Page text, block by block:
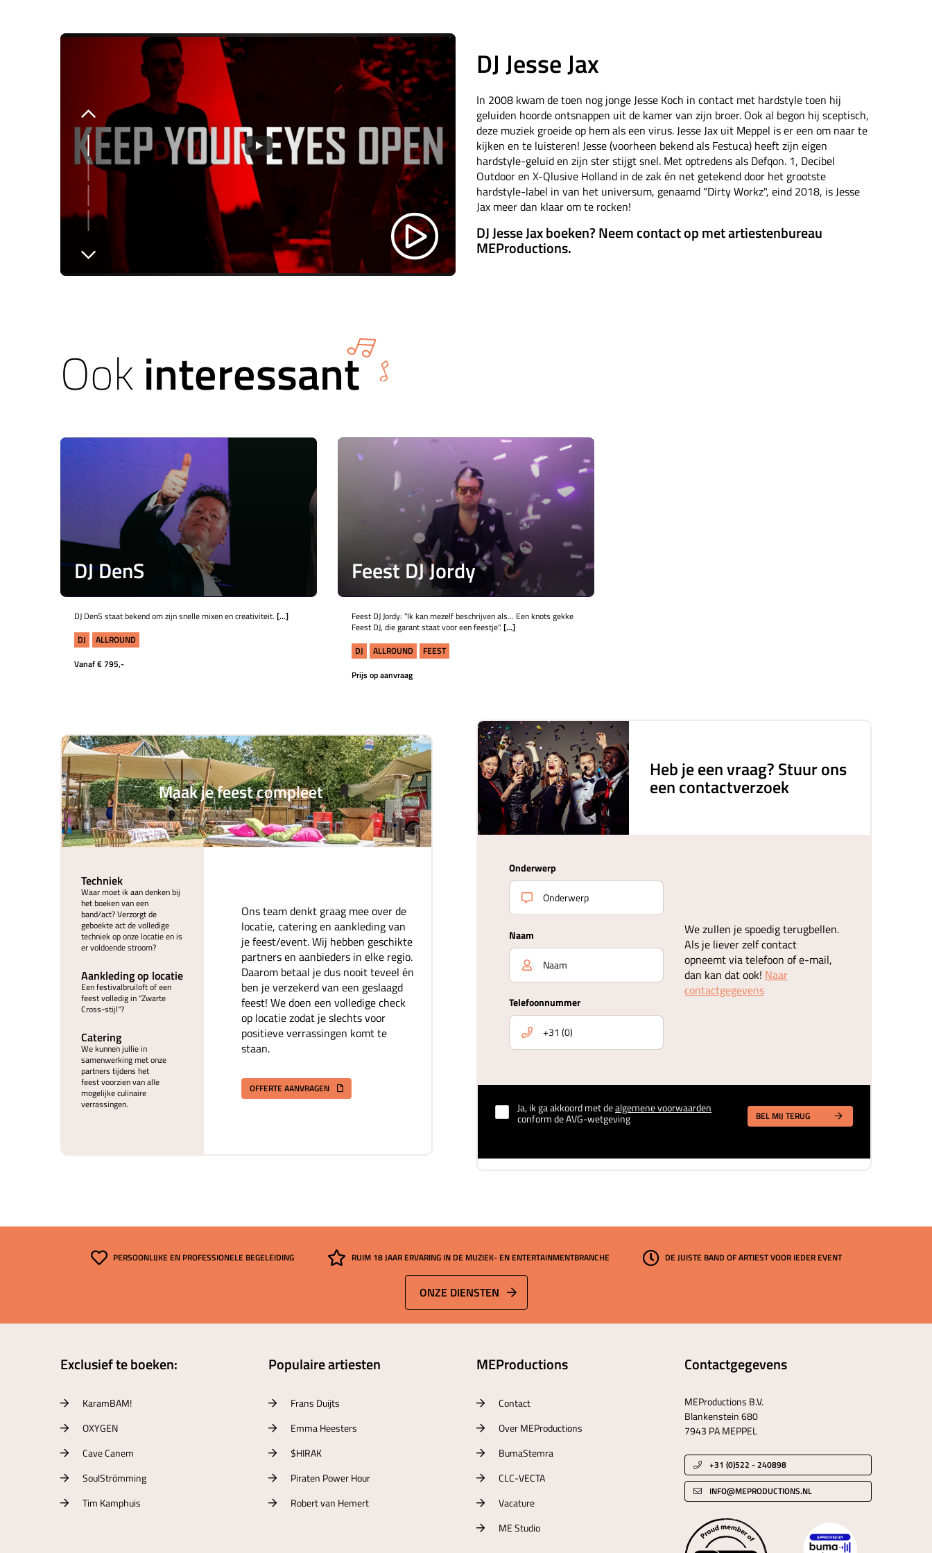
DJ Jesse Jax
In 2008 kwam de toen nog jonge Jesse Koch in contact met hardstyle toen hij
geluiden hoorde ontsnappen uit de kamer van zijn broer. Ook al begon hij sceptisch,
deze muziek groeide op hem als een virus. Jesse Jax uit Meppel is er een om naar te
kijken en te luisteren! Jesse (voorheen bekend als Festuca) heeft zijn eigen
hardstyle-geluid en zijn ster stijgt snel. Met optredens als Defqon. 1, Decibel
Outdoor en X-Qlusive Holland in de zak én net getekend door het grootste
hardstyle-label in van het universum, genaamd "Dirty Workz", eind 2018, is Jesse
Jax meer dan klaar om te rocken!
DJ Jesse Jax boeken? Neem contact op met artiestenbureau
MEProductions.
Ookinteressant
DJ DenS
DJ DenS staat bekend om zijn snelle mixen en creativiteit. [...]
DJ
ALLROUND
Vanaf € 795,-
Feest DJ Jordy
Feest DJ Jordy: "Ik kan mezelf beschrijven als… Een knots gekke
Feest DJ, die garant staat voor een feestje". [...]
DJ
ALLROUND
FEEST
Prijs op aanvraag
Maak je feest compleet
Techniek
Waar moet ik aan denken bij
het boeken van een
band/act? Verzorgt de
geboekte act de volledige
techniek op onze locatie en is
er voldoende stroom?
Aankleding op locatie
Een festivalbruiloft of een
feest volledig in "Zwarte
Cross-stijl"?
Catering
We kunnen jullie in
samenwerking met onze
partners tijdens het
feest voorzien van alle
mogelijke culinaire
verrassingen.
Ons team denkt graag mee over de
locatie, catering en aankleding van
je feest/event. Wij hebben geschikte
partners en aanbieders in elke regio.
Daarom betaal je dus nooit teveel én
ben je verzekerd van een geslaagd
feest! We doen een volledige check
op locatie zodat je slechts voor
positieve verrassingen komt te
staan.
OFFERTE AANVRAGEN
Heb je een vraag? Stuur ons
een contactverzoek
Onderwerp
Naam
Telefoonnummer
We zullen je spoedig terugbellen.
Als je liever zelf contact
opneemt via telefoon of e-mail,
dan kan dat ook! Naar
contactgegevens
Ja, ik ga akkoord met dealgemene voorwaarden
conform de AVG-wetgeving BEL MIJ TERUG
PERSOONLIJKE EN PROFESSIONELE BEGELEIDING RUIM 18 JAAR ERVARING IN DE MUZIEK- EN ENTERTAINMENTBRANCHE DE JUISTE BAND OF ARTIEST VOOR IEDER EVENT
ONZE DIENSTEN
Exclusief te boeken:
KaramBAM!
OXYGEN
Cave Canem
SoulStrömming
Tim Kamphuis
Populaire artiesten
Frans Duijts
Emma Heesters
$HIRAK
Piraten Power Hour
Robert van Hemert
MEProductions
Contact
Over MEProductions
BumaStemra
CLC-VECTA
Vacature
ME Studio
Contactgegevens
MEProductions B.V.
Blankenstein 680
7943 PA MEPPEL
+31 (0)522 - 240898
INFO@MEPRODUCTIONS.NL